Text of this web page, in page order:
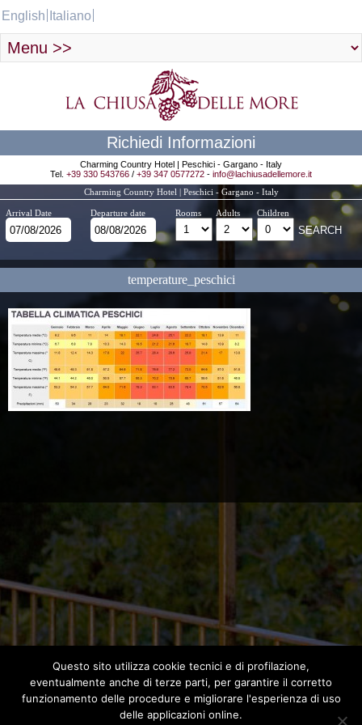
English Italiano
Richiedi Informazioni
Charming Country Hotel | Peschici - Gargano - Italy
Tel. +39 330 543766 / +39 347 0577272 - info@lachiusadellemore.it
Charming Country Hotel | Peschici - Gargano - Italy
Arrival Date Departure date Rooms Adults Children
temperature_peschici
Questo sito utilizza cookie tecnici e di profilazione,
eventualmente anche di terze parti, per garantire il corretto
funzionamento delle procedure e migliorare l'esperienza di uso
delle applicazioni online.